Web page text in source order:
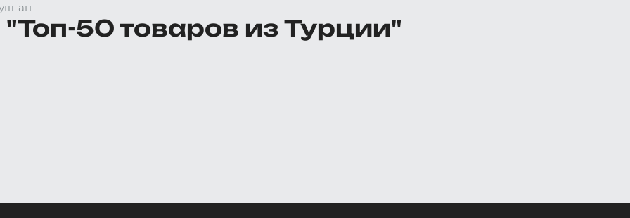
Для абонентов из РФ, кроме Москвы и Московской области.
ап
50 товаров из Турции"